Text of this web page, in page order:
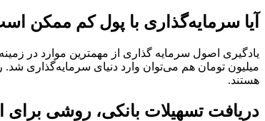
آیا سرمایه‌گذاری با پول کم ممکن
میلیون تومان هم می‌توان وارد دنیای سرمایه‌گذاری
هستند.
دریافت تسهیلات بانکی، روشی برای